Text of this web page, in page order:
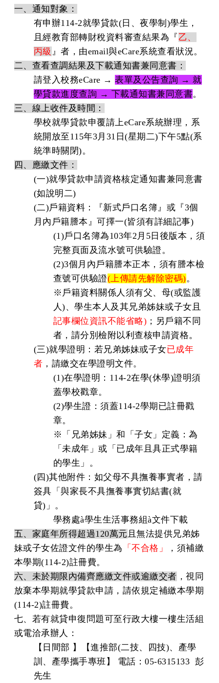
一、通知對象：
有申辦114-2就學貸款(日、夜學制)學生，
且經教育部轉財稅資料審查結果為『 乙、
丙級 』者，由email與eCare系統查看狀況。
二、查看查調結果及下載通知書兼同意書：
請登入校務eCare → 表單及公告查詢 → 就
學貸款進度查詢 → 下載通知書兼同意書。
三、線上收件及時間：
學校就學貸款申覆請上eCare系統辦理，系
統開放至115年3月31日(星期二)下午5點(系
統準時關閉)。
四、應繳文件：
(一)就學貸款申請資格核定通知書兼同意書
(如說明二)
(二)戶籍資料：『新式戶口名簿』或『3個
月內戶籍謄本』可擇一(皆須有詳細記事)
(1)戶口名簿為103年2月5日後版本，須
完整頁面及流水號可供驗證。
(2)3個月內戶籍謄本正本，須有謄本檢
查號可供驗證( 上傳請先解除密碼)。
※戶籍資料關係人須有父、母(或監護
人)、學生本人及其兄弟姊妹或子女且
記事欄位資訊不能省略) ；另戶籍不同
者，請分別檢附以利查核申請資格。
(三)就學證明：若兄弟姊妹或子女已成年
者 ，請繳交在學證明文件。
(1)在學證明：114-2在學(休學)證明須
蓋學校戳章。
(2)學生證：須蓋114-2學期已註冊戳
章。
※「兄弟姊妹」和「子女」定義：為
「未成年」或「已成年且具正式學籍
的學生」。
(四)其他附件：如父母不具撫養事實者，請
簽具「與家長不具撫養事實切結書(就
貸)」。
學務處à學生生活事務組à文件下載
五、家庭年所得超過120萬元 且無法提供兄弟姊
妹或子女佐證文件的學生為 「不合格」
，須補繳
本學期(114-2)註冊費。
六、未於期限內備齊應繳文件或逾繳交者 ，視同
放棄本學期就學貸款申請，請依規定補繳本學期
(114-2)註冊費。
七、 若有就貸申復問題可至行政大樓一樓生活組
或電洽承辦人：
【日間部 】【進推部(二技、四技)、產學
訓、產學攜手專班】 電話：05-6315133 彭
先生